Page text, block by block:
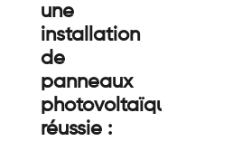
une
installation
de
panneaux
photovoltaïques
réussie :